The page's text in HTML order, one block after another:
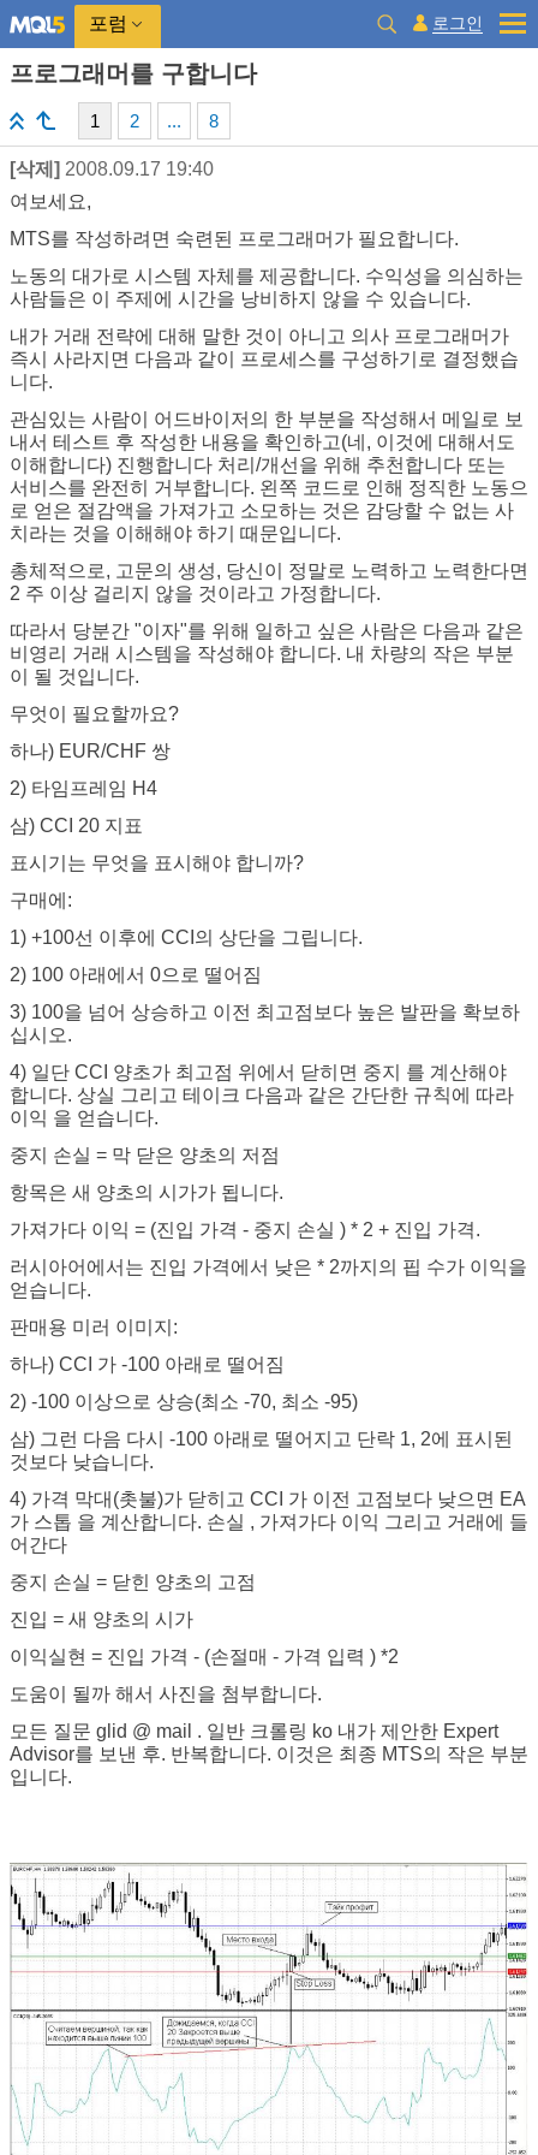
포럼 로그인
프로그래머를 구합니다
1 2 ... 8
[삭제] 2008.09.17 19:40
여보세요,
MTS를 작성하려면 숙련된 프로그래머가 필요합니다.
노동의 대가로 시스템 자체를 제공합니다. 수익성을 의심하는
사람들은 이 주제에 시간을 낭비하지 않을 수 있습니다.
내가 거래 전략에 대해 말한 것이 아니고 의사 프로그래머가
즉시 사라지면 다음과 같이 프로세스를 구성하기로 결정했습
니다.
관심있는 사람이 어드바이저의 한 부분을 작성해서 메일로 보
내서 테스트 후 작성한 내용을 확인하고(네, 이것에 대해서도
이해합니다) 진행합니다 처리/개선을 위해 추천합니다 또는
서비스를 완전히 거부합니다. 왼쪽 코드로 인해 정직한 노동으
로 얻은 절감액을 가져가고 소모하는 것은 감당할 수 없는 사
치라는 것을 이해해야 하기 때문입니다.
총체적으로, 고문의 생성, 당신이 정말로 노력하고 노력한다면
2 주 이상 걸리지 않을 것이라고 가정합니다.
따라서 당분간 "이자"를 위해 일하고 싶은 사람은 다음과 같은
비영리 거래 시스템을 작성해야 합니다. 내 차량의 작은 부분
이 될 것입니다.
무엇이 필요할까요?
하나) EUR/CHF 쌍
2) 타임프레임 H4
삼) CCI 20 지표
표시기는 무엇을 표시해야 합니까?
구매에:
1) +100선 이후에 CCI의 상단을 그립니다.
2) 100 아래에서 0으로 떨어짐
3) 100을 넘어 상승하고 이전 최고점보다 높은 발판을 확보하
십시오.
4) 일단 CCI 양초가 최고점 위에서 닫히면 중지
를 계산해야
합니다. 상실 그리고 테이크 다음과 같은 간단한 규칙에 따라
이익 을 얻습니다.
중지
손실 = 막 닫은 양초의 저점
항목은 새 양초의 시가가 됩니다.
가져가다 이익 = (진입 가격 - 중지 손실 ) * 2 + 진입 가격.
러시아어에서는 진입 가격에서 낮은 * 2까지의 핍 수가 이익을
얻습니다.
판매용 미러 이미지:
하나) CCI 가 -100 아래로 떨어짐
2) -100 이상으로 상승(최소 -70, 최소 -95)
삼) 그런 다음 다시 -100 아래로 떨어지고 단락 1, 2에 표시된
것보다 낮습니다.
4) 가격 막대(촛불)가 닫히고 CCI 가 이전 고점보다 낮으면 EA
가 스톱 을 계산합니다. 손실 , 가져가다 이익 그리고 거래에 들
어간다
중지
손실 = 닫힌 양초의 고점
진입 = 새 양초의 시가
이익실현 = 진입 가격 - (손절매 - 가격 입력 ) *2
도움이 될까 해서 사진을 첨부합니다.
모든 질문 glid @ mail . 일반 크롤링 ko 내가 제안한 Expert
Advisor를 보낸 후. 반복합니다. 이것은 최종 MTS의 작은 부분
입니다.